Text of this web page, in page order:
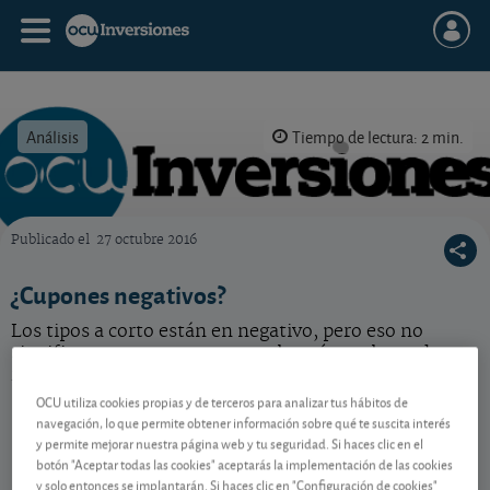
Análisis Tiempo de lectura: 2 min.
Publicado el 27 octubre 2016
¿Cupones negativos?
Los tipos a corto están en negativo, pero eso no
significa que tenga que pagar el cupón en lugar de
Contenido reservado a SOCIOS
OCU utiliza cookies propias y de terceros para analizar tus hábitos de
navegación, lo que permite obtener información sobre qué te suscita interés
y permite mejorar nuestra página web y tu seguridad. Si haces clic en el
botón "Aceptar todas las cookies" aceptarás la implementación de las cookies
y solo entonces se implantarán. Si haces clic en "Configuración de cookies"